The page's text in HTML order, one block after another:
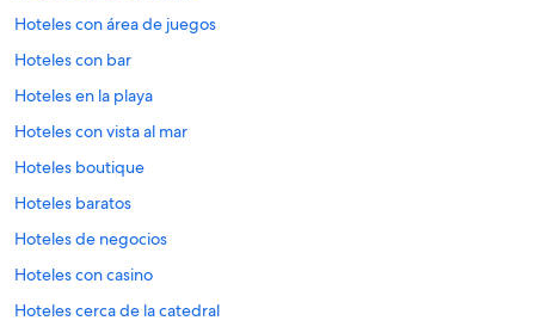
Hoteles con área de juegos
Hoteles con bar
Hoteles en la playa
Hoteles con vista al mar
Hoteles boutique
Hoteles baratos
Hoteles de negocios
Hoteles con casino
Hoteles cerca de la catedral